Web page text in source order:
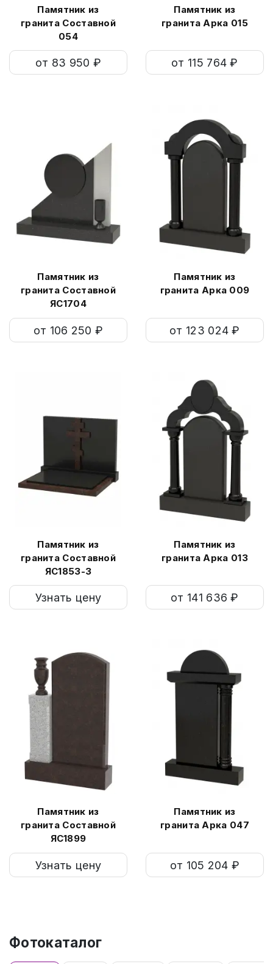
Памятник из
гранита Составной
054
от 83 950 ₽
Памятник из
гранита Арка 015
от 115 764 ₽
Памятник из
гранита Составной
ЯС1704
от 106 250 ₽
Памятник из
гранита Арка 009
от 123 024 ₽
Памятник из
гранита Составной
ЯС1853-3
Узнать цену
Памятник из
гранита Арка 013
от 141 636 ₽
Памятник из
гранита Составной
ЯС1899
Узнать цену
Памятник из
гранита Арка 047
от 105 204 ₽
Фотокаталог